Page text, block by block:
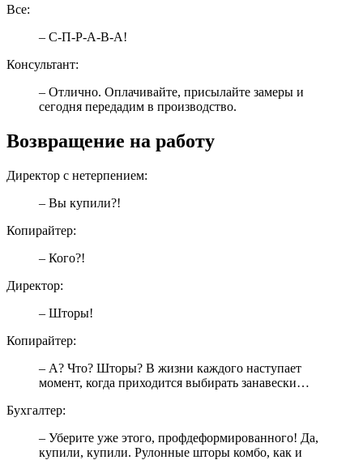
Все:
– С-П-Р-А-В-А!
Консультант:
– Отлично. Оплачивайте, присылайте замеры и
сегодня передадим в производство.
Возвращение на работу
Директор с нетерпением:
– Вы купили?!
Копирайтер:
– Кого?!
Директор:
– Шторы!
Копирайтер:
– А? Что? Шторы? В жизни каждого наступает
момент, когда приходится выбирать занавески…
Бухгалтер:
– Уберите уже этого, профдеформированного! Да,
купили, купили. Рулонные шторы комбо, как и